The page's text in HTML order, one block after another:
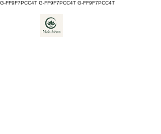
G-FF9F7PCC4T G-FF9F7PCC4T G-FF9F7PCC4T